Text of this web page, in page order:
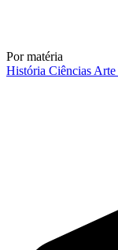
Por matéria
História Ciências Arte